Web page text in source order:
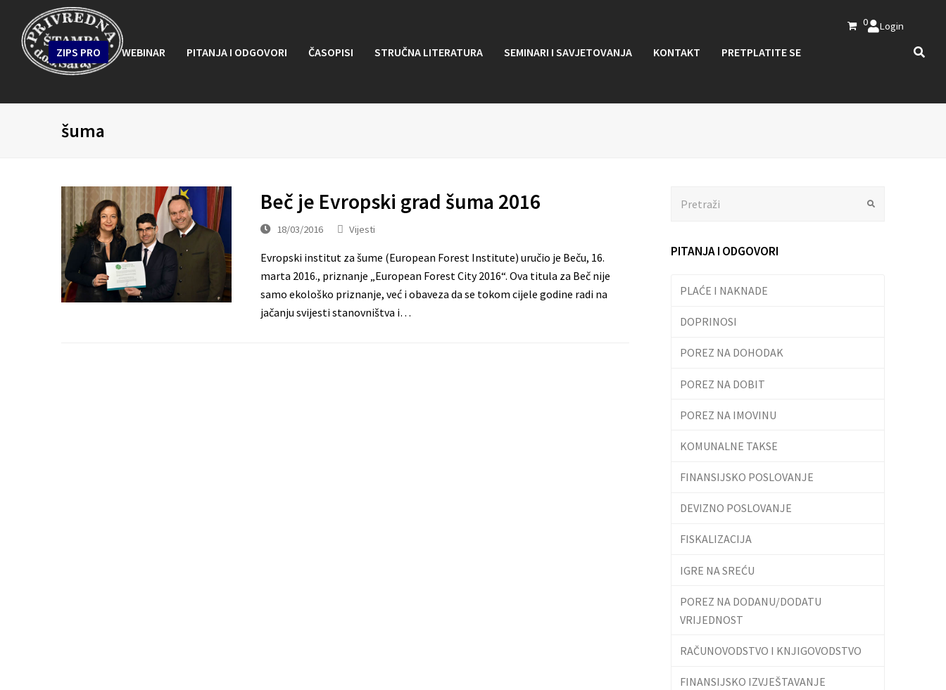
0 Login
ZIPS PRO WEBINAR PITANJA I ODGOVORI ČASOPISI STRUČNA LITERATURA SEMINARI I SAVJETOVANJA KONTAKT PRETPLATITE SE
šuma
Beč je Evropski grad šuma 2016
18/03/2016 Vijesti
Evropski institut za šume (European Forest Institute) uručio je Beču, 16.
marta 2016., priznanje „European Forest City 2016“. Ova titula za Beč nije
samo ekološko priznanje, već i obaveza da se tokom cijele godine radi na
jačanju svijesti stanovništva i…
PITANJA I ODGOVORI
PLAĆE I NAKNADE
DOPRINOSI
POREZ NA DOHODAK
POREZ NA DOBIT
POREZ NA IMOVINU
KOMUNALNE TAKSE
FINANSIJSKO POSLOVANJE
DEVIZNO POSLOVANJE
FISKALIZACIJA
IGRE NA SREĆU
POREZ NA DODANU/DODATU
VRIJEDNOST
RAČUNOVODSTVO I KNJIGOVODSTVO
FINANSIJSKO IZVJEŠTAVANJE